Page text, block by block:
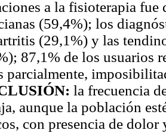
a la fisioterapia
(59,4%); los
(29,1%) y las
87,1% de los usuarios
parcialmente,
la frecuencia
aunque la población
con presencia de